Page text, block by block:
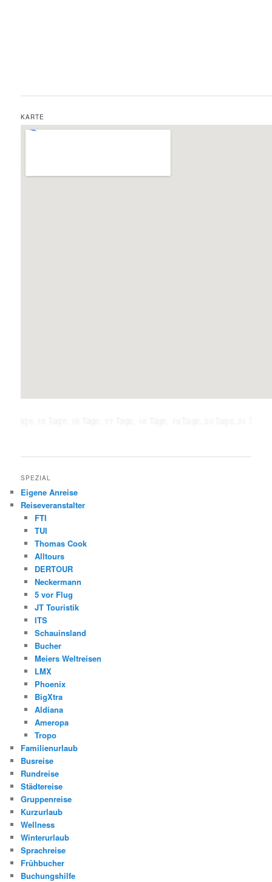
KARTE
SPEZIAL
Eigene Anreise
Reiseveranstalter
FTI
TUI
Thomas Cook
Alltours
DERTOUR
Neckermann
5 vor Flug
JT Touristik
ITS
Schauinsland
Bucher
Meiers Weltreisen
LMX
Phoenix
BigXtra
Aldiana
Ameropa
Tropo
Familienurlaub
Busreise
Rundreise
Städtereise
Gruppenreise
Kurzurlaub
Wellness
Winterurlaub
Sprachreise
Frühbucher
Buchungshilfe